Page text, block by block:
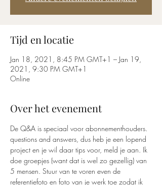
Tijd en locatie
Jan 18, 2021, 8:45 PM GMT+1 – Jan 19,
2021, 9:30 PM GMT+1
Online
Over het evenement
De Q&A is speciaal voor abonnementhouders.
questions and answers, dus heb je een lopend
project en je wil daar tips voor, meld je aan. Ik
doe groepjes (want dat is wel zo gezellig) van
5 mensen. Stuur van te voren even de
referentiefoto en foto van je werk toe zodat ik